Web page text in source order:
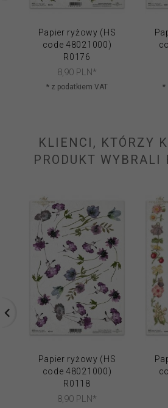
Papier ryżowy (HS
code 48021000)
R0176
8,90 PLN*
* z podatkiem VAT *
KLIENCI, KTÓRZY
PRODUKT WYBRALI
Papier ryżowy (HS
code 48021000)
R0118
8,90 PLN*